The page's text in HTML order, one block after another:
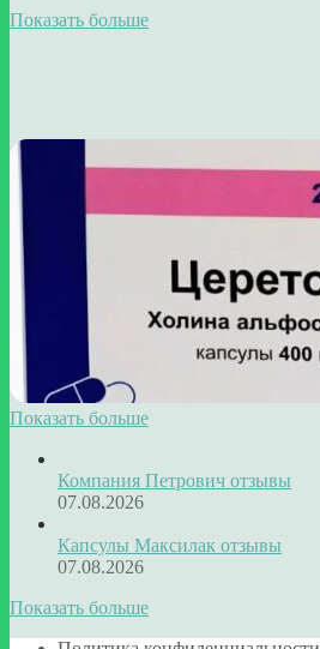
Показать больше
Показать больше
Компания Петрович отзывы
07.08.2026
Капсулы Максилак отзывы
07.08.2026
Показать больше